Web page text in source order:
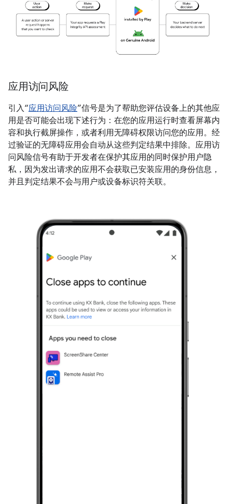
应用访问风险
引入“应用访问风险”信号是为了帮助您评估设备上的其他应
用是否可能会出现下述行为：在您的应用运行时查看屏幕内
容和执行截屏操作，或者利用无障碍权限访问您的应用。经
过验证的无障碍应用会自动从这些判定结果中排除。应用访
问风险信号有助于开发者在保护其应用的同时保护用户隐
私，因为发出请求的应用不会获取已安装应用的身份信息，
并且判定结果不会与用户或设备标识符关联。